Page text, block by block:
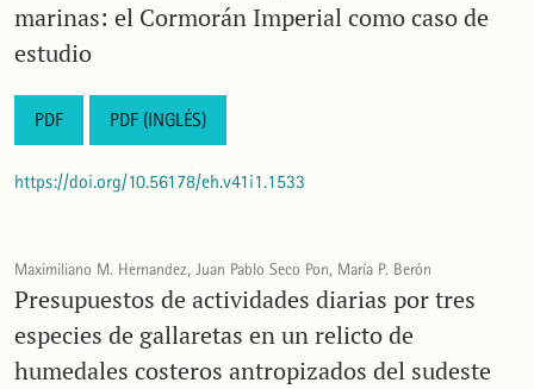
marinas: el Cormorán Imperial como caso de
estudio
PDF PDF (INGLÉS)
https://doi.org/10.56178/eh.v41i1.1533
Maximiliano M. Hernandez, Juan Pablo Seco Pon, María P. Berón
Presupuestos de actividades diarias por tres
especies de gallaretas en un relicto de
humedales costeros antropizados del sudeste